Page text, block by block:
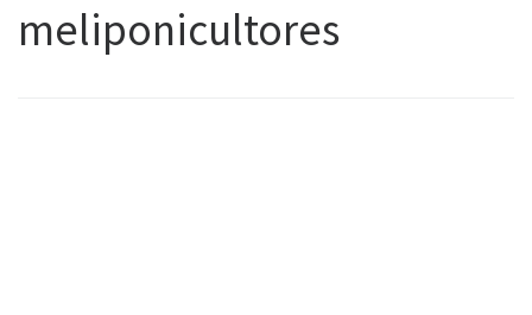
meliponicultores